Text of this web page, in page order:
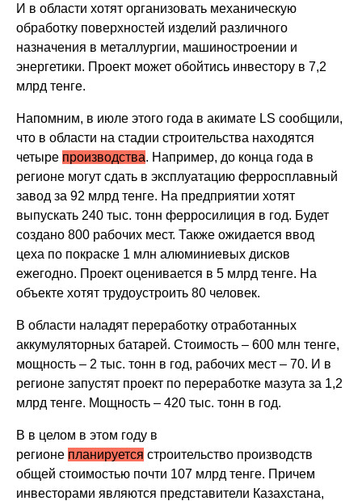
И в области хотят организовать механическую
обработку поверхностей изделий различного
назначения в металлургии, машиностроении и
энергетики. Проект может обойтись инвестору в 7,2
млрд тенге.
Напомним, в июле этого года в акимате LS сообщили,
что в области на стадии строительства находятся
четыре производства. Например, до конца года в
регионе могут сдать в эксплуатацию ферросплавный
завод за 92 млрд тенге. На предприятии хотят
выпускать 240 тыс. тонн ферросилиция в год. Будет
создано 800 рабочих мест. Также ожидается ввод
цеха по покраске 1 млн алюминиевых дисков
ежегодно. Проект оценивается в 5 млрд тенге. На
объекте хотят трудоустроить 80 человек.
В области наладят переработку отработанных
аккумуляторных батарей. Стоимость – 600 млн тенге,
мощность – 2 тыс. тонн в год, рабочих мест – 70. И в
регионе запустят проект по переработке мазута за 1,2
млрд тенге. Мощность – 420 тыс. тонн в год.
В в целом в этом году в
регионе планируется строительство производств
общей стоимостью почти 107 млрд тенге. Причем
инвесторами являются представители Казахстана,